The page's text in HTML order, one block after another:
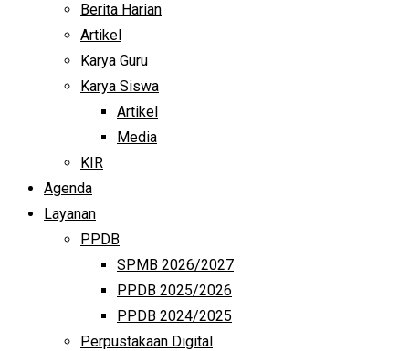
Berita Harian
Artikel
Karya Guru
Karya Siswa
Artikel
Media
KIR
Agenda
Layanan
PPDB
SPMB 2026/2027
PPDB 2025/2026
PPDB 2024/2025
Perpustakaan Digital